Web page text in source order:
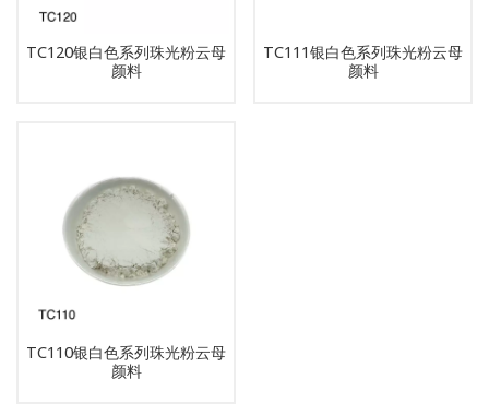
TC120银白色系列珠光粉云母
颜料
TC111银白色系列珠光粉云母
颜料
TC110银白色系列珠光粉云母
颜料